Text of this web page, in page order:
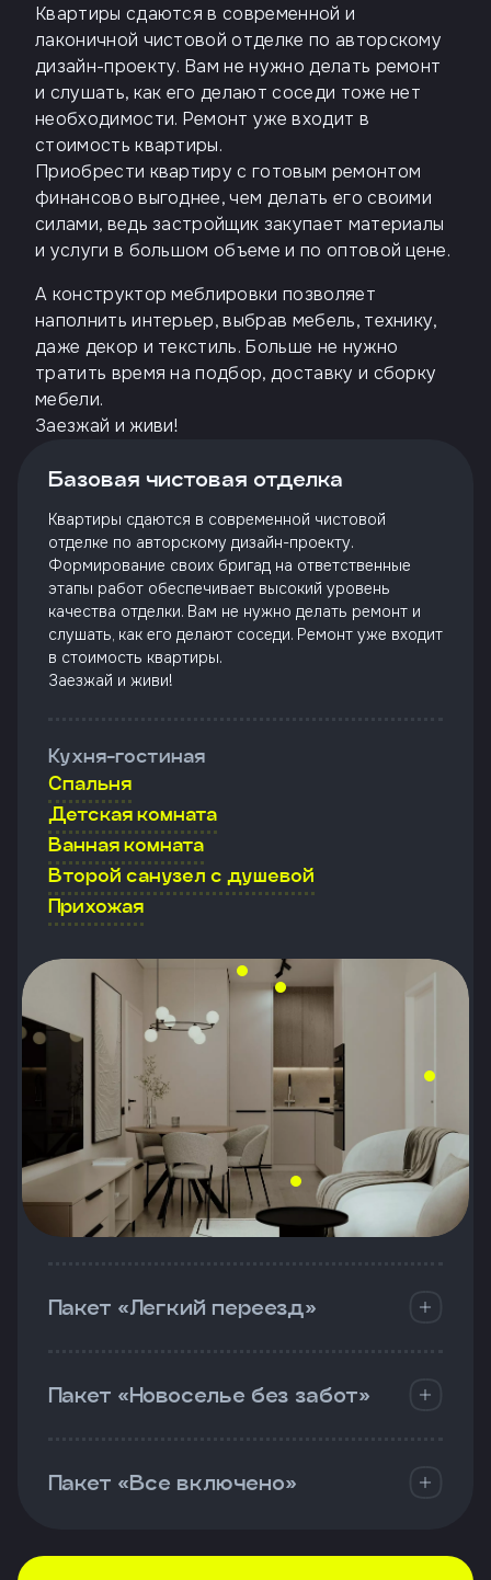
Квартиры сдаются в современной и
лаконичной чистовой отделке по авторскому
дизайн-проекту. Вам не нужно делать ремонт
и слушать, как его делают соседи тоже нет
необходимости. Ремонт уже входит в
стоимость квартиры.
Приобрести квартиру с готовым ремонтом
финансово выгоднее, чем делать его своими
силами, ведь застройщик закупает материалы
и услуги в большом объеме и по оптовой цене.
А конструктор меблировки позволяет
наполнить интерьер, выбрав мебель, технику,
даже декор и текстиль. Больше не нужно
тратить время на подбор, доставку и сборку
мебели.
Заезжай и живи!
Базовая чистовая отделка
Квартиры сдаются в современной чистовой
отделке по авторскому дизайн-проекту.
Формирование своих бригад на ответственные
этапы работ обеспечивает высокий уровень
качества отделки. Вам не нужно делать ремонт и
слушать, как его делают соседи. Ремонт уже входит
в стоимость квартиры.
Заезжай и живи!
Кухня-гостиная
Спальня
Детская комната
Ванная комната
Второй санузел с душевой
Прихожая
Пакет «Легкий переезд»
Пакет «Новоселье без забот»
Пакет «Все включено»